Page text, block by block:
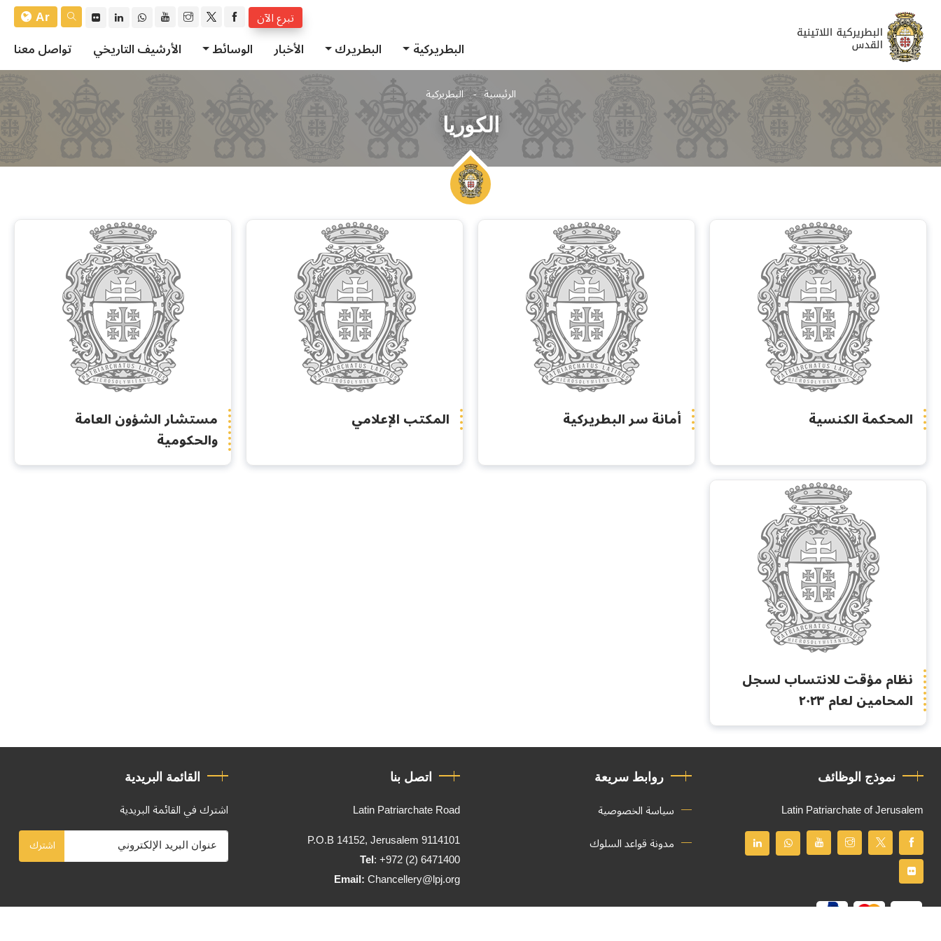
تبرع الآن
Ar
البطريركية
البطريرك الأخبار الوسائط الأرشيف التاريخي تواصل معنا
الرئيسية البطريركية
الكوريا
المحكمة الكنسية أمانة سر البطريركية المكتب الإعلامي مستشار الشؤون العامة
والحكومية
نظام مؤقت للانتساب لسجل
المحامين لعام ٢٠٢٣
نموذج الوظائف
Latin Patriarchate of Jerusalem
روابط سريعة
سياسة الخصوصية
مدونة قواعد السلوك
اتصل بنا
Latin Patriarchate Road
P.O.B 14152, Jerusalem 9114101
Tel: +972 (2) 6471400
Email:Chancellery@lpj.org
القائمة البريدية
اشترك في القائمة البريدية
اشترك